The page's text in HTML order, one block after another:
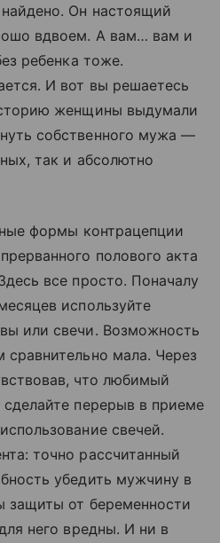
Он настоящий
вдвоем. А вам… вам и
ребенка тоже.
И вот вы решаетесь
женщины выдумали
собственного мужа —
так и абсолютно
формы контрацепции
полового акта
все просто. Поначалу
используйте
или свечи. Возможность
сравнительно мала. Через
что любимый
сделайте перерыв в приеме
свечей.
точно рассчитанный
убедить мужчину в
от беременности
него вредны. И ни в